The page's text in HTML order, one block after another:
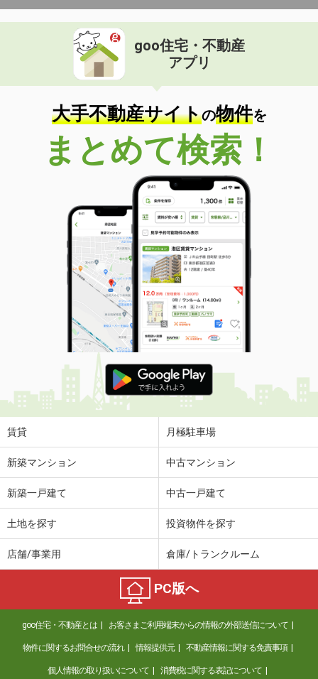
goo住宅・不動産
アプリ
大手不動産サイトの物件を
まとめて検索！
賃貸 月極駐車場
新築マンション 中古マンション
新築一戸建て 中古一戸建て
土地を探す 投資物件を探す
店舗/事業用 倉庫/トランクルーム
PC版へ
goo住宅・不動産とは お客さまご利用端末からの情報の外部送信について
物件に関するお問合せの流れ 情報提供元 不動産情報に関する免責事項
個人情報の取り扱いについて 消費税に関する表記について